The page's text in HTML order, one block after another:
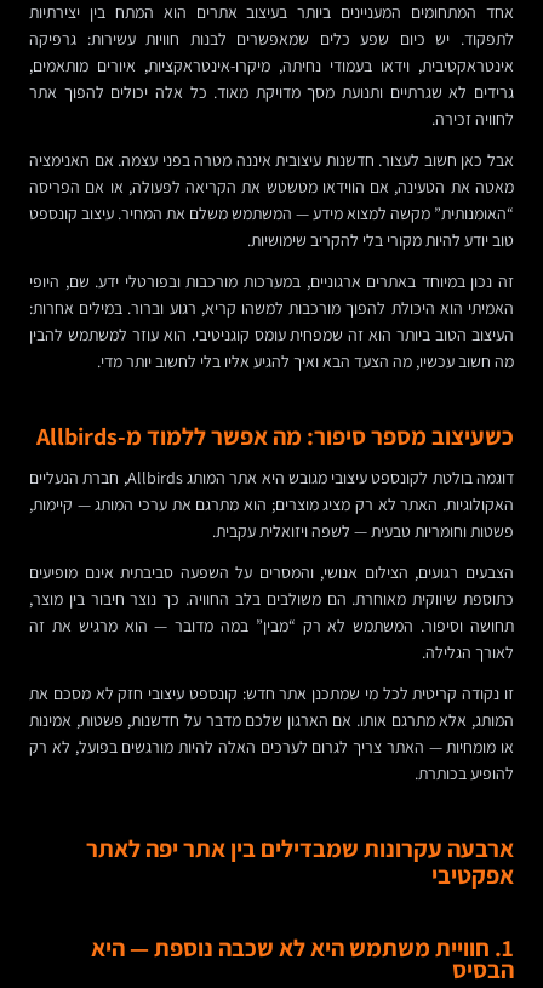
אחד המתחומים המעניינים ביותר בעיצוב אתרים הוא המתח בין יצירתיות
לתפקוד. יש כיום שפע כלים שמאפשרים לבנות חוויות עשירות: גרפיקה
אינטראקטיבית, וידאו בעמודי נחיתה, מיקרו-אינטראקציות, איורים מותאמים,
גרידים לא שגרתיים ותנועת מסך מדויקת מאוד. כל אלה יכולים להפוך אתר
לחוויה זכירה.
אבל כאן חשוב לעצור. חדשנות עיצובית איננה מטרה בפני עצמה. אם האנימציה
מאטה את הטעינה, אם הווידאו מטשטש את הקריאה לפעולה, או אם הפריסה
“האומנותית” מקשה למצוא מידע — המשתמש משלם את המחיר. עיצוב קונספט
טוב יודע להיות מקורי בלי להקריב שימושיות.
זה נכון במיוחד באתרים ארגוניים, במערכות מורכבות ובפורטלי ידע. שם, היופי
האמיתי הוא היכולת להפוך מורכבות למשהו קריא, רגוע וברור. במילים אחרות:
העיצוב הטוב ביותר הוא זה שמפחית עומס קוגניטיבי. הוא עוזר למשתמש להבין
מה חשוב עכשיו, מה הצעד הבא ואיך להגיע אליו בלי לחשוב יותר מדי.
כשעיצוב מספר סיפור: מה אפשר ללמוד מ-Allbirds
דוגמה בולטת לקונספט עיצובי מגובש היא אתר המותג Allbirds, חברת הנעליים
האקולוגיות. האתר לא רק מציג מוצרים; הוא מתרגם את ערכי המותג — קיימות,
פשטות וחומריות טבעית — לשפה ויזואלית עקבית.
הצבעים רגועים, הצילום אנושי, והמסרים על השפעה סביבתית אינם מופיעים
כתוספת שיווקית מאוחרת. הם משולבים בלב החוויה. כך נוצר חיבור בין מוצר,
תחושה וסיפור. המשתמש לא רק “מבין” במה מדובר — הוא מרגיש את זה
לאורך הגלילה.
זו נקודה קריטית לכל מי שמתכנן אתר חדש: קונספט עיצובי חזק לא מסכם את
המותג, אלא מתרגם אותו. אם הארגון שלכם מדבר על חדשנות, פשטות, אמינות
או מומחיות — האתר צריך לגרום לערכים האלה להיות מורגשים בפועל, לא רק
להופיע בכותרת.
ארבעה עקרונות שמבדילים בין אתר יפה לאתר
אפקטיבי
1. חוויית משתמש היא לא שכבה נוספת — היא
הבסיס